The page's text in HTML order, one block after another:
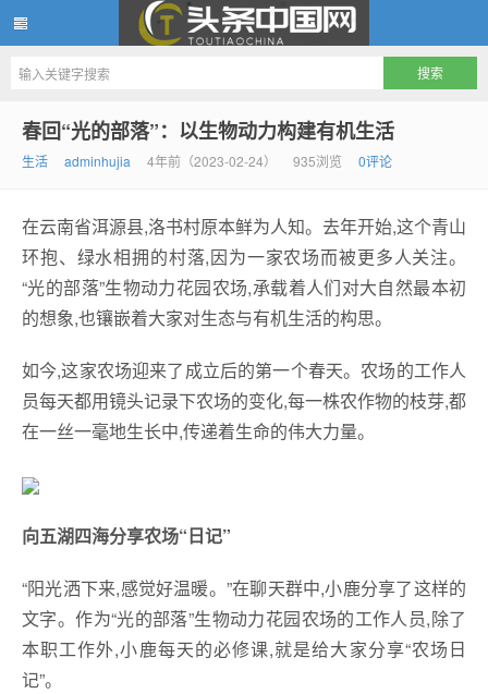
头条中国网
春回“光的部落”：以生物动力构建有机生活
生活 adminhujia 4年前（2023-02-24） 935浏览 0评论
在云南省洱源县,洛书村原本鲜为人知。去年开始,这个青山
环抱、绿水相拥的村落,因为一家农场而被更多人关注。
“光的部落”生物动力花园农场,承载着人们对大自然最本初
的想象,也镶嵌着大家对生态与有机生活的构思。
如今,这家农场迎来了成立后的第一个春天。农场的工作人
员每天都用镜头记录下农场的变化,每一株农作物的枝芽,都
在一丝一毫地生长中,传递着生命的伟大力量。
向五湖四海分享农场“日记”
“阳光洒下来,感觉好温暖。”在聊天群中,小鹿分享了这样的
文字。作为“光的部落”生物动力花园农场的工作人员,除了
本职工作外,小鹿每天的必修课,就是给大家分享“农场日
记”。